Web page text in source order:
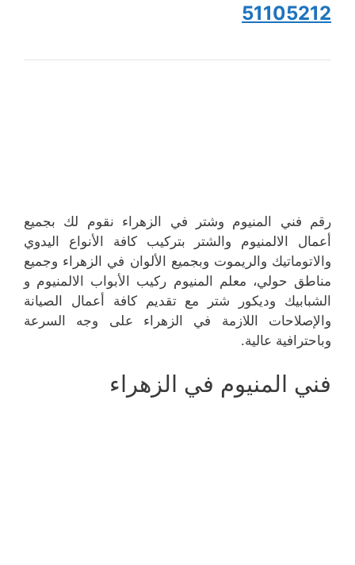
51105212
رقم فني المنيوم وشتر في الزهراء نقوم لك بجميع
أعمال الالمنيوم والشتر بتركيب كافة الأنواع اليدوي
والاتوماتيك والريموت وبجميع الألوان في الزهراء وجميع
مناطق حولي، معلم المنيوم ركيب الأبواب الالمنيوم و
الشبابيك وديكور شتر مع تقديم كافة أعمال الصيانة
والإصلاحات اللازمة في الزهراء على وجه السرعة
وباحترافية عالية.
فني المنيوم في الزهراء